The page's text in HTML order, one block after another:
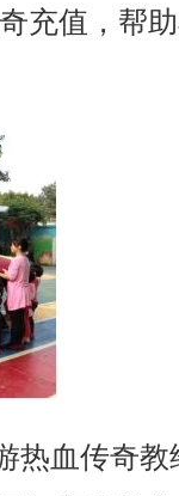
充值，帮
热血传奇